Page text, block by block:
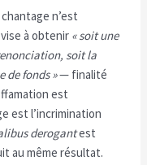
n’est
à obtenir « soit une
soit la
de fonds »— finalité
est
est l’incrimination
derogantest
au même résultat.